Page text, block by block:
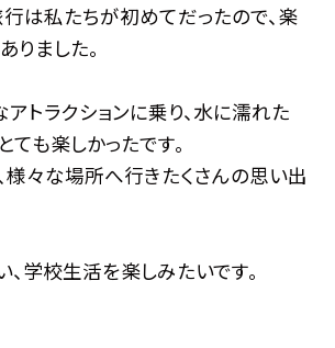
は私たちが初めてだったので、楽
りました。
アトラクションに乗り、水に濡れた
ても楽しかったです。
様々な場所へ行きたくさんの思い出
、学校生活を楽しみたいです。